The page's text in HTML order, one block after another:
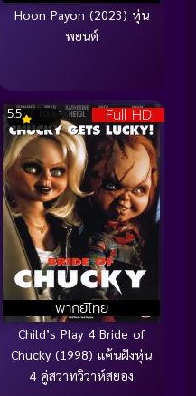
Hoon Payon (2023) หุ่น
พยนต์
Full HD
พากย์ไทย
5.5
Child’s Play 4 Bride of
Chucky (1998) แค้นฝังหุ่น
4 คู่สวาทวิวาห์สยอง